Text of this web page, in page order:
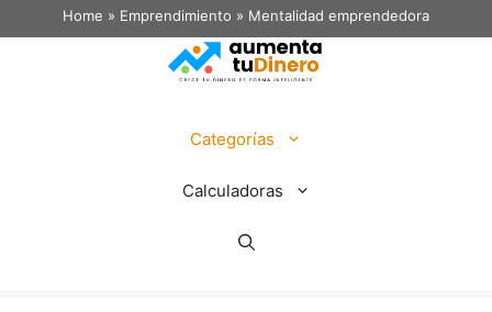
Home » Emprendimiento » Mentalidad emprendedora
Categorías
Calculadoras